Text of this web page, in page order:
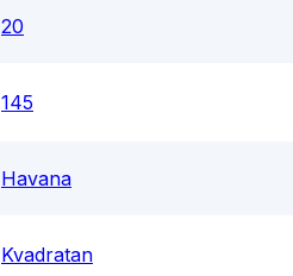
20
145
Havana
Kvadratan